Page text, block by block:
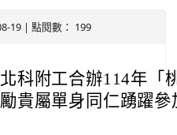
19 | 點閱數： 199
科附工合辦114年「
貴屬單身同仁踴躍